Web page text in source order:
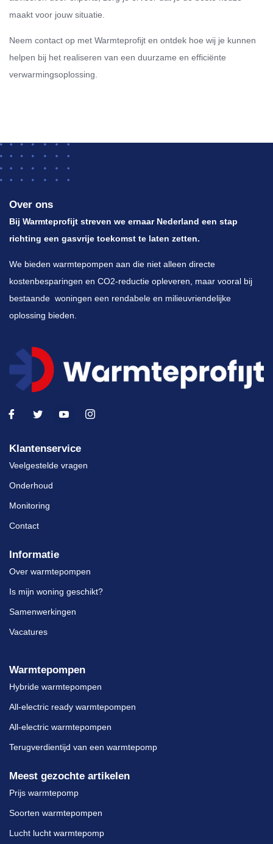
maakt voor jouw situatie.
Neem contact op met Warmteprofijt en ontdek hoe wij je kunnen
helpen bij het realiseren van een duurzame en efficiënte
verwarmingsoplossing.
Over ons
Bij Warmteprofijt streven we ernaar Nederland een stap
richting een gasvrije toekomst te laten zetten.
We bieden warmtepompen aan die niet alleen directe
kostenbesparingen en CO2-reductie opleveren, maar vooral bij
bestaande woningen een rendabele en milieuvriendelijke
oplossing bieden.
Klantenservice
Veelgestelde vragen
Onderhoud
Monitoring
Contact
Informatie
Over warmtepompen
Is mijn woning geschikt?
Samenwerkingen
Vacatures
Warmtepompen
Hybride warmtepompen
All-electric ready warmtepompen
All-electric warmtepompen
Terugverdientijd van een warmtepomp
Meest gezochte artikelen
Prijs warmtepomp
Soorten warmtepompen
Lucht lucht warmtepomp